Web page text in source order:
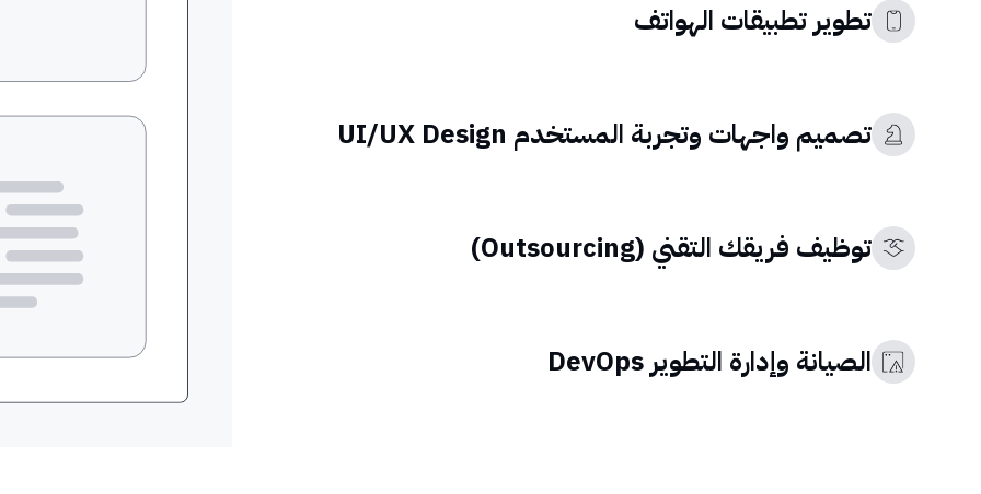
تطوير تطبيقات الهواتف
تصميم واجهات وتجربة المستخدم UI/UX Design
توظيف فريقك التقني (Outsourcing)
الصيانة وإدارة التطوير DevOps